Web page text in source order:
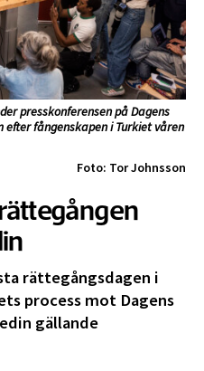
presskonferensen på Dagens
efter fångenskapen i Turkiet våren
Foto: Tor Johnsson
rättegångsdagen i
process mot Dagens
gällande